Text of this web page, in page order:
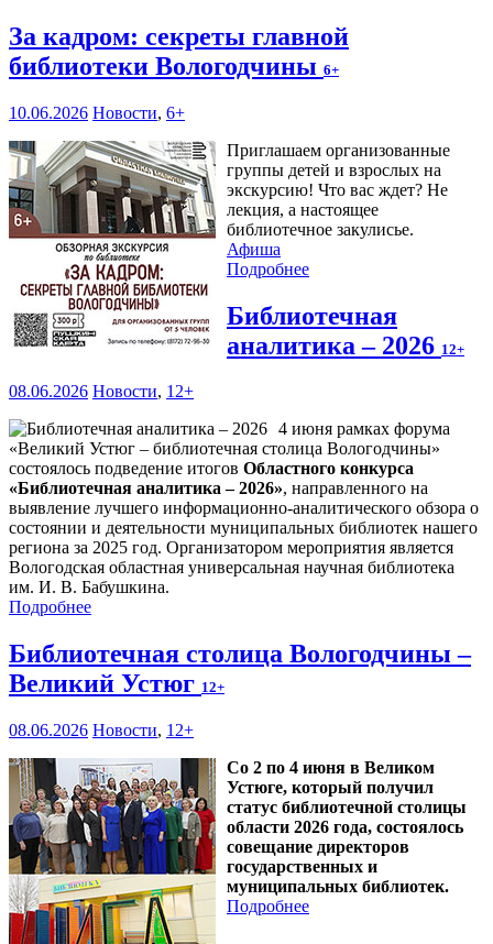
За кадром: секреты главной
библиотеки Вологодчины 6+
10.06.2026 Новости, 6+
Приглашаем организованные
группы детей и взрослых на
экскурсию! Что вас ждет? Не
лекция, а настоящее
библиотечное закулисье.
Афиша
Подробнее
Библиотечная
аналитика – 2026 12+
08.06.2026 Новости, 12+
4 июня рамках форума
«Великий Устюг – библиотечная столица Вологодчины»
состоялось подведение итогов Областного конкурса
«Библиотечная аналитика – 2026», направленного на
выявление лучшего информационно-аналитического обзора о
состоянии и деятельности муниципальных библиотек нашего
региона за 2025 год. Организатором мероприятия является
Вологодская областная универсальная научная библиотека
им. И. В. Бабушкина.
Подробнее
Библиотечная столица Вологодчины –
Великий Устюг 12+
08.06.2026 Новости, 12+
Со 2 по 4 июня в Великом
Устюге, который получил
статус библиотечной столицы
области 2026 года, состоялось
совещание директоров
государственных и
муниципальных библиотек.
Подробнее